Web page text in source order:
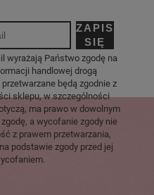
ZAPISZ
SIĘ
wyrażają Państwo zgodę na
handlowej drogą
będą zgodnie z
sklepu, w szczególności
ma prawo w dowolnym
a wycofanie zgody nie
z prawem przetwarzania,
podstawie zgody przed jej